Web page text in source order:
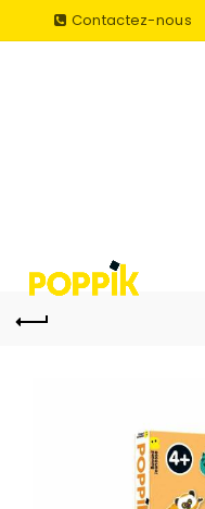
Contactez-nous